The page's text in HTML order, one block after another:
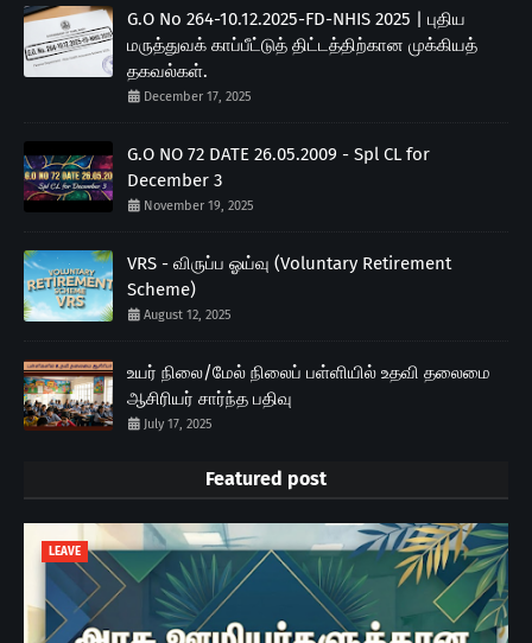
G.O No 264-10.12.2025-FD-NHIS 2025 | புதிய
மருத்துவக் காப்பீட்டுத் திட்டத்திற்கான முக்கியத்
தகவல்கள்.
December 17, 2025
G.O NO 72 DATE 26.05.2009 - Spl CL for
December 3
November 19, 2025
VRS - விருப்ப ஓய்வு (Voluntary Retirement
Scheme)
August 12, 2025
உயர் நிலை/மேல் நிலைப் பள்ளியில் உதவி தலைமை
ஆசிரியர் சார்ந்த பதிவு
July 17, 2025
Featured post
LEAVE